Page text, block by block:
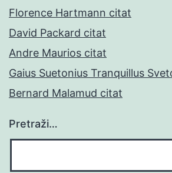
Florence Hartmann citat
David Packard citat
Andre Maurios citat
Gaius Suetonius Tranquillus
Bernard Malamud citat
Pretraži…